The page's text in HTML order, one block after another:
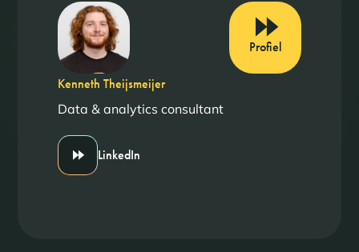
Kenneth Theijsmeijer
Data & analytics consultant
LinkedIn
Profiel